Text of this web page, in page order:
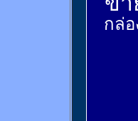
กล่